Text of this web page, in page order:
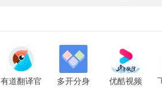
有道翻译官
多开分身
优酷视频